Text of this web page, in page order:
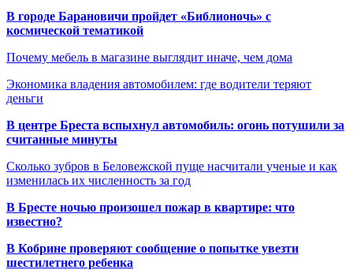
В городе Барановичи пройдет «Библионочь» с
космической тематикой
Почему мебель в магазине выглядит иначе, чем дома
Экономика владения автомобилем: где водители теряют
деньги
В центре Бреста вспыхнул автомобиль: огонь потушили за
считанные минуты
Сколько зубров в Беловежской пуще насчитали ученые и как
изменилась их численность за год
В Бресте ночью произошел пожар в квартире: что
известно?
В Кобрине проверяют сообщение о попытке увезти
шестилетнего ребенка